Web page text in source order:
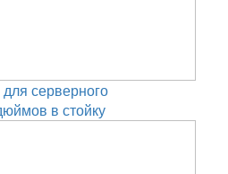
серверного
в стойку